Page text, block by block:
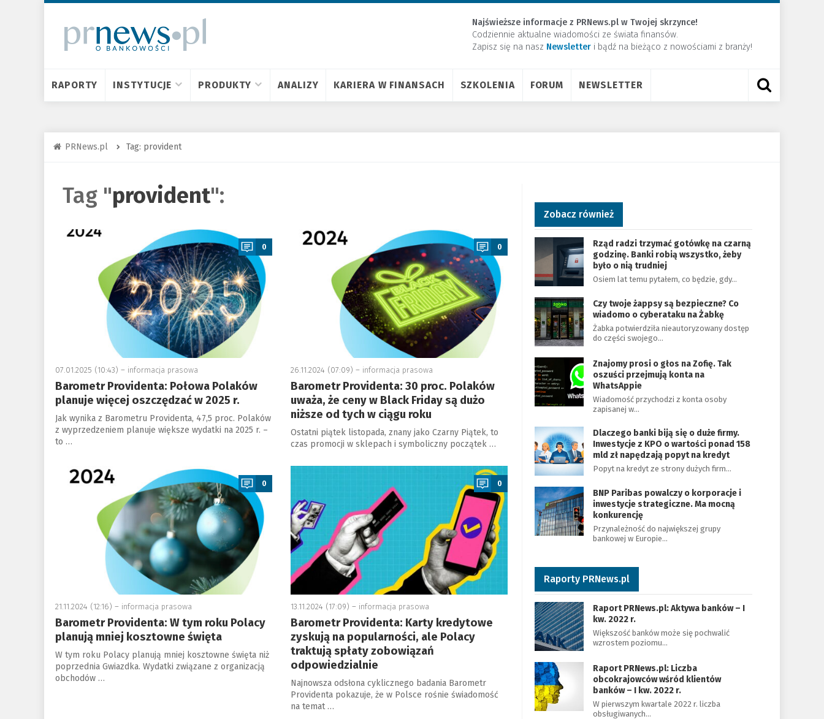
Najświeższe informacje z PRNews.pl w Twojej skrzynce!
Codziennie aktualne wiadomości ze świata finansów.
Zapisz się na nasz Newsletter ​i bądź na bieżąco z nowościami z branży!
RAPORTY INSTYTUCJE PRODUKTY ANALIZY KARIERA W FINANSACH SZKOLENIA FORUM NEWSLETTER
PRNews.pl Tag: provident
Tag "provident":
0
07.01.2025 (10:43) – informacja prasowa
Barometr Providenta: Połowa Polaków
planuje więcej oszczędzać w 2025 r.
Jak wynika z Barometru Providenta, 47,5 proc. Polaków
z wyprzedzeniem planuje większe wydatki na 2025 r. –
to …
0
26.11.2024 (07:09) – informacja prasowa
Barometr Providenta: 30 proc. Polaków
uważa, że ceny w Black Friday są dużo
niższe od tych w ciągu roku
Ostatni piątek listopada, znany jako Czarny Piątek, to
czas promocji w sklepach i symboliczny początek …
0
21.11.2024 (12:16) – informacja prasowa
Barometr Providenta: W tym roku Polacy
planują mniej kosztowne święta
W tym roku Polacy planują mniej kosztowne święta niż
poprzednia Gwiazdka. Wydatki związane z organizacją
obchodów …
a
0
13.11.2024 (17:09) – informacja prasowa
Barometr Providenta: Karty kredytowe
zyskują na popularności, ale Polacy
traktują spłaty zobowiązań
odpowiedzialnie
Najnowsza odsłona cyklicznego badania Barometr
Providenta pokazuje, że w Polsce rośnie świadomość
na temat …
Zobacz również
Rząd radzi trzymać gotówkę na czarną
godzinę. Banki robią wszystko, żeby
było o nią trudniej
Osiem lat temu pytałem, co będzie, gdy…
Czy twoje żappsy są bezpieczne? Co
wiadomo o cyberataku na Żabkę
Żabka potwierdziła nieautoryzowany dostęp
do części swojego…
Znajomy prosi o głos na Zofię. Tak
oszuści przejmują konta na
WhatsAppie
Wiadomość przychodzi z konta osoby
zapisanej w…
Dlaczego banki biją się o duże firmy.
Inwestycje z KPO o wartości ponad 158
mld zł napędzają popyt na kredyt
Popyt na kredyt ze strony dużych firm…
BNP Paribas powalczy o korporacje i
inwestycje strategiczne. Ma mocną
konkurencję
Przynależność do największej grupy
bankowej w Europie…
Raporty PRNews.pl
Raport PRNews.pl: Aktywa banków – I
kw. 2022 r.
Większość banków może się pochwalić
wzrostem poziomu…
Raport PRNews.pl: Liczba
obcokrajowców wśród klientów
banków – I kw. 2022 r.
W pierwszym kwartale 2022 r. liczba
obsługiwanych…